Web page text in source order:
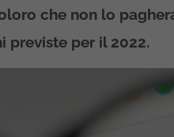
che non lo
previste per il 2022.